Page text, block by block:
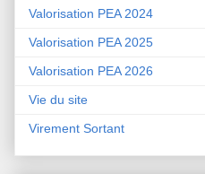
Valorisation PEA 2024
Valorisation PEA 2025
Valorisation PEA 2026
Vie du site
Virement Sortant